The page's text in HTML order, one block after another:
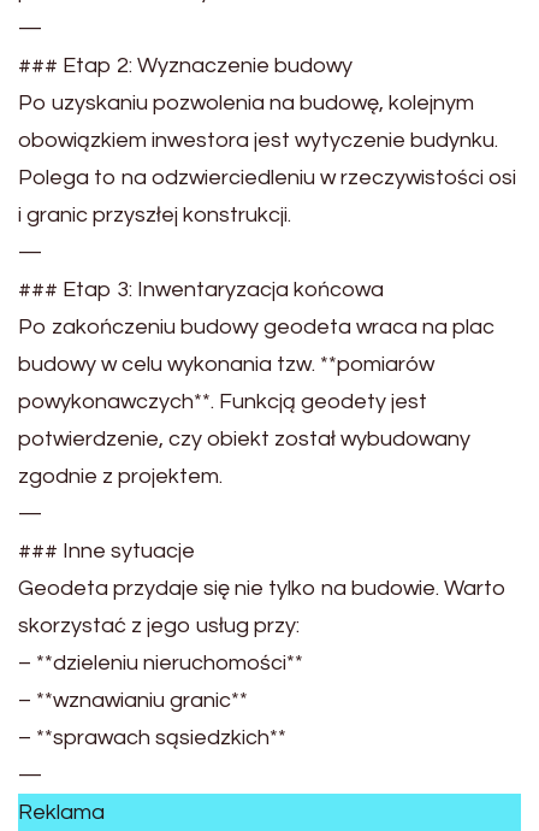
—
### Etap 2: Wyznaczenie budowy
Po uzyskaniu pozwolenia na budowę, kolejnym
obowiązkiem inwestora jest wytyczenie budynku.
Polega to na odzwierciedleniu w rzeczywistości osi
i granic przyszłej konstrukcji.
—
### Etap 3: Inwentaryzacja końcowa
Po zakończeniu budowy geodeta wraca na plac
budowy w celu wykonania tzw. **pomiarów
powykonawczych**. Funkcją geodety jest
potwierdzenie, czy obiekt został wybudowany
zgodnie z projektem.
—
### Inne sytuacje
Geodeta przydaje się nie tylko na budowie. Warto
skorzystać z jego usług przy:
– **dzieleniu nieruchomości**
– **wznawianiu granic**
– **sprawach sąsiedzkich**
—
Reklama